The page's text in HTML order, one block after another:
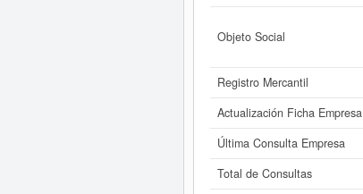
Objeto Social
Registro Mercantil
Actualización Ficha Empresa
Última Consulta Empresa
Total de Consultas